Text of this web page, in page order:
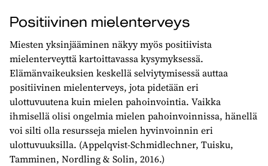
Positiivinen mielenterveys
Miesten yksinjääminen näkyy myös positiivista
mielenterveyttä kartoittavassa kysymyksessä.
Elämänvaikeuksien keskellä selviytymisessä auttaa
positiivinen mielenterveys, jota pidetään eri
ulottuvuutena kuin mielen pahoinvointia. Vaikka
ihmisellä olisi ongelmia mielen pahoinvoinnissa, hänellä
voi silti olla resursseja mielen hyvinvoinnin eri
ulottuvuuksilla. (Appelqvist-Schmidlechner, Tuisku,
Tamminen, Nordling & Solin, 2016.)